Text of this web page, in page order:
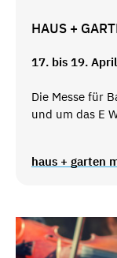
HAUS +
17. bis 19.
Die Messe für
und um das E
haus + garten